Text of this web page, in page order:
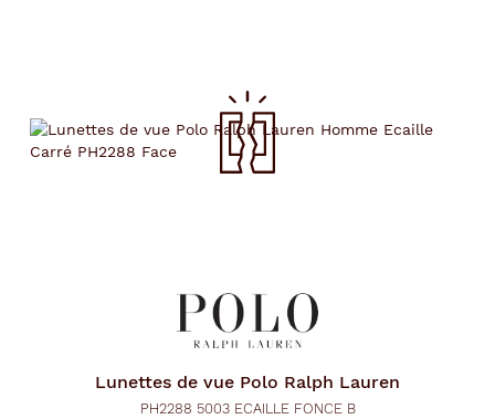
Lunettes de vue Polo Ralph Lauren
PH2288 5003 ECAILLE FONCE B